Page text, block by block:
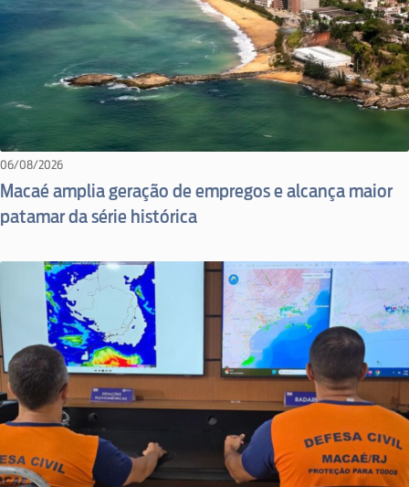
06/08/2026
Macaé amplia geração de empregos e alcança maior
patamar da série histórica